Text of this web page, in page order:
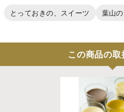
とっておきの、スイーツ 葉山
この商品の